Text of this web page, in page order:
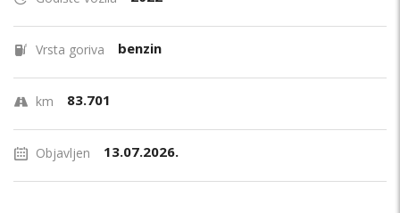
Vrsta goriva benzin
km 83.701
Objavljen 13.07.2026.